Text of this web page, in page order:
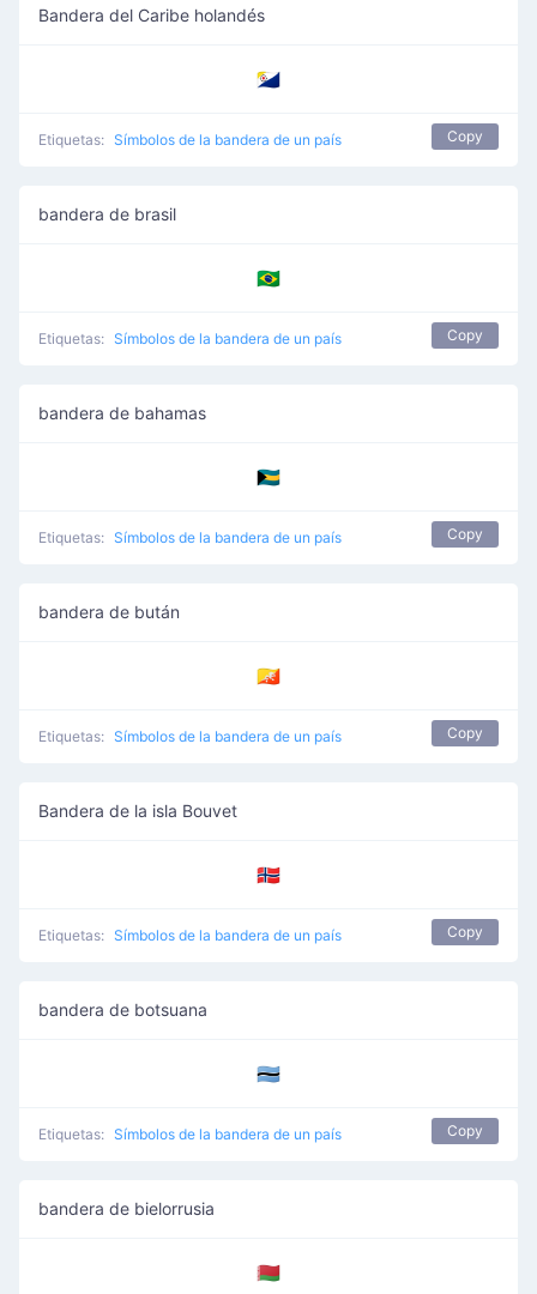
Bandera del Caribe holandés
🇧🇶
Etiquetas: Símbolos de la bandera de un país Copy
bandera de brasil
🇧🇷
Etiquetas: Símbolos de la bandera de un país Copy
bandera de bahamas
🇧🇸
Etiquetas: Símbolos de la bandera de un país Copy
bandera de bután
🇧🇹
Etiquetas: Símbolos de la bandera de un país Copy
Bandera de la isla Bouvet
🇧🇻
Etiquetas: Símbolos de la bandera de un país Copy
bandera de botsuana
🇧🇼
Etiquetas: Símbolos de la bandera de un país Copy
bandera de bielorrusia
🇧🇾